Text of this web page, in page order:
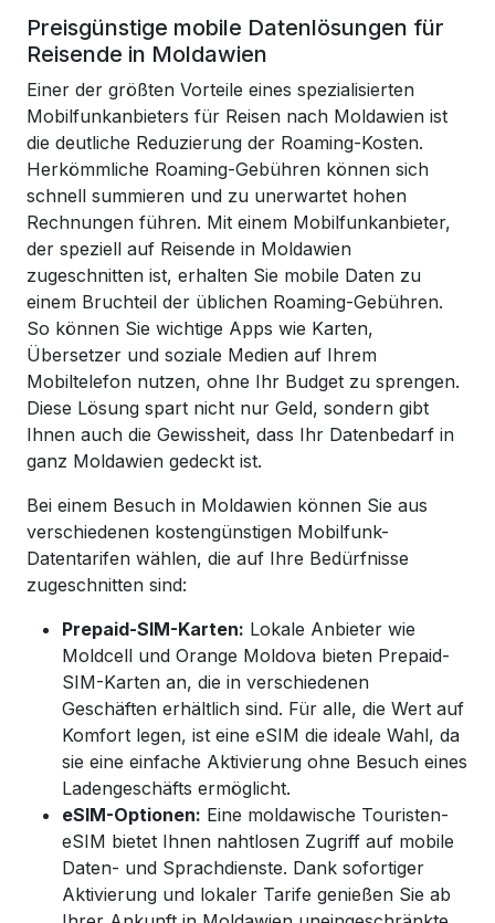
Preisgünstige mobile Datenlösungen für
Reisende in Moldawien
Einer der größten Vorteile eines spezialisierten
Mobilfunkanbieters für Reisen nach Moldawien ist
die deutliche Reduzierung der Roaming-Kosten.
Herkömmliche Roaming-Gebühren können sich
schnell summieren und zu unerwartet hohen
Rechnungen führen. Mit einem Mobilfunkanbieter,
der speziell auf Reisende in Moldawien
zugeschnitten ist, erhalten Sie mobile Daten zu
einem Bruchteil der üblichen Roaming-Gebühren.
So können Sie wichtige Apps wie Karten,
Übersetzer und soziale Medien auf Ihrem
Mobiltelefon nutzen, ohne Ihr Budget zu sprengen.
Diese Lösung spart nicht nur Geld, sondern gibt
Ihnen auch die Gewissheit, dass Ihr Datenbedarf in
ganz Moldawien gedeckt ist.
Bei einem Besuch in Moldawien können Sie aus
verschiedenen kostengünstigen Mobilfunk-
Datentarifen wählen, die auf Ihre Bedürfnisse
zugeschnitten sind:
Prepaid-SIM-Karten: Lokale Anbieter wie
Moldcell und Orange Moldova bieten Prepaid-
SIM-Karten an, die in verschiedenen
Geschäften erhältlich sind. Für alle, die Wert auf
Komfort legen, ist eine eSIM die ideale Wahl, da
sie eine einfache Aktivierung ohne Besuch eines
Ladengeschäfts ermöglicht.
eSIM-Optionen: Eine moldawische Touristen-
eSIM bietet Ihnen nahtlosen Zugriff auf mobile
Daten- und Sprachdienste. Dank sofortiger
Aktivierung und lokaler Tarife genießen Sie ab